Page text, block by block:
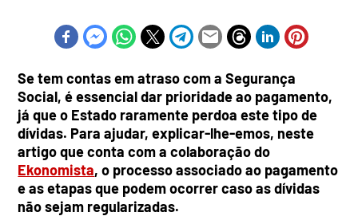
Se tem contas em atraso com a Segurança
Social, é essencial dar prioridade ao pagamento,
já que o Estado raramente perdoa este tipo de
dívidas. Para ajudar, explicar-lhe-emos, neste
artigo que conta com a colaboração do
Ekonomista, o processo associado ao pagamento
e as etapas que podem ocorrer caso as dívidas
não sejam regularizadas.